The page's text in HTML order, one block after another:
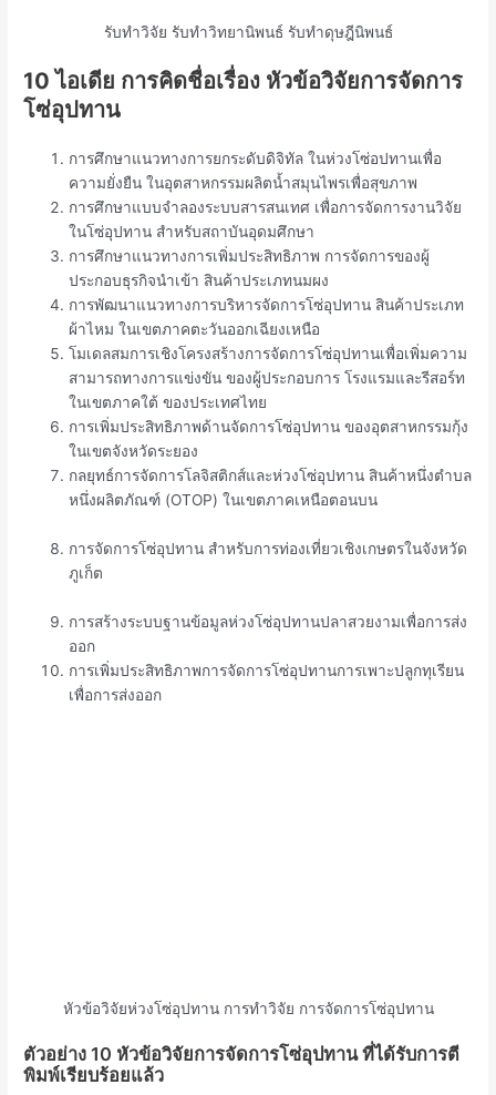
รับทำวิจัย รับทำวิทยานิพนธ์ รับทำดุษฎีนิพนธ์
10 ไอเดีย การคิดชื่อเรื่อง หัวข้อวิจัยการจัดการ
โซ่อุปทาน
การศึกษาแนวทางการยกระดับดิจิทัล ในห่วงโซ่อปทานเพื่อ
ความยั่งยืน ในอุตสาหกรรมผลิตน้ำสมุนไพรเพื่อสุขภาพ
การศึกษาแบบจำลองระบบสารสนเทศ เพื่อการจัดการงานวิจัย
ในโซ่อุปทาน สำหรับสถาบันอุดมศึกษา
การศึกษาแนวทางการเพิ่มประสิทธิภาพ การจัดการของผู้
ประกอบธุรกิจนำเข้า สินค้าประเภทนมผง
การพัฒนาแนวทางการบริหารจัดการโซ่อุปทาน สินค้าประเภท
ผ้าไหม ในเขตภาคตะวันออกเฉียงเหนือ
โมเดลสมการเชิงโครงสร้างการจัดการโซ่อุปทานเพื่อเพิ่มความ
สามารถทางการแข่งขัน ของผู้ประกอบการ โรงแรมและรีสอร์ท
ในเขตภาคใต้ ของประเทศไทย
การเพิ่มประสิทธิภาพด้านจัดการโซ่อุปทาน ของอุตสาหกรรมกุ้ง
ในเขตจังหวัดระยอง
กลยุทธ์การจัดการโลจิสติกส์และห่วงโซ่อุปทาน สินค้าหนึ่งตำบล
หนึ่งผลิตภัณฑ์ (OTOP) ในเขตภาคเหนือตอนบน
การจัดการโซ่อุปทาน สำหรับการท่องเที่ยวเชิงเกษตรในจังหวัด
ภูเก็ต
การสร้างระบบฐานข้อมูลห่วงโซ่อุปทานปลาสวยงามเพื่อการส่ง
ออก
การเพิ่มประสิทธิภาพการจัดการโซ่อุปทานการเพาะปลูกทุเรียน
เพื่อการส่งออก
หัวข้อวิจัยห่วงโซ่อุปทาน การทำวิจัย การจัดการโซ่อุปทาน
ตัวอย่าง 10 หัวข้อวิจัยการจัดการโซ่อุปทาน ที่ได้รับการตี
พิมพ์เรียบร้อยแล้ว